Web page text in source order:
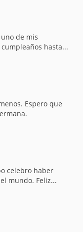
de mis
hasta...
Espero que
celebro haber
mundo. Feliz...